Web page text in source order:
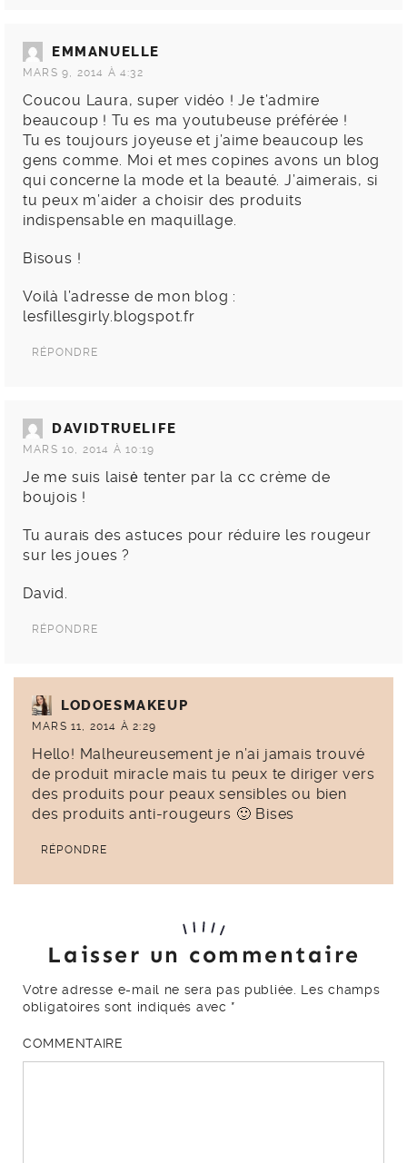
EMMANUELLE
MARS 9, 2014 À 4:32
Coucou Laura, super vidéo ! Je t’admire
beaucoup ! Tu es ma youtubeuse préférée !
Tu es toujours joyeuse et j’aime beaucoup les
gens comme. Moi et mes copines avons un blog
qui concerne la mode et la beauté. J’aimerais, si
tu peux m’aider a choisir des produits
indispensable en maquillage.
Bisous !
Voilà l’adresse de mon blog :
lesfillesgirly.blogspot.fr
RÉPONDRE
DAVIDTRUELIFE
MARS 10, 2014 À 10:19
Je me suis laisė tenter par la cc crème de
boujois !
Tu aurais des astuces pour réduire les rougeur
sur les joues ?
David.
RÉPONDRE
LODOESMAKEUP
MARS 11, 2014 À 2:29
Hello! Malheureusement je n’ai jamais trouvé
de produit miracle mais tu peux te diriger vers
des produits pour peaux sensibles ou bien
des produits anti-rougeurs 🙂 Bises
RÉPONDRE
Laisser un commentaire
Votre adresse e-mail ne sera pas publiée. Les champs
obligatoires sont indiqués avec *
COMMENTAIRE